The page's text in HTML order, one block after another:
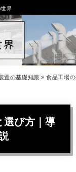
世界
置の基礎知識 »食品工場
選び方｜導